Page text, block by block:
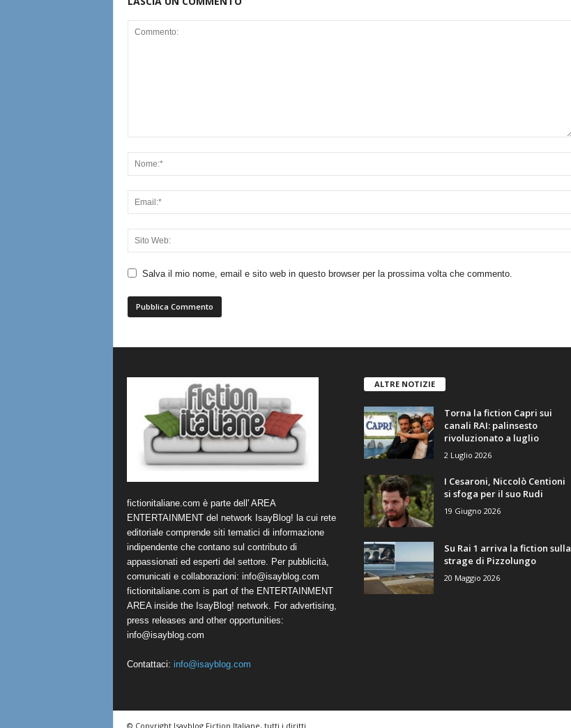
Salva il mio nome, email e sito web in questo browser per la prossima volta che commento.
fictionitaliane.com è parte dell' AREA
ENTERTAINMENT del network IsayBlog! la cui rete
editoriale comprende siti tematici di informazione
indipendente che contano sul contributo di
appassionati ed esperti del settore. Per pubblicità,
comunicati e collaborazioni: info@isayblog.com
fictionitaliane.com is part of the ENTERTAINMENT
AREA inside the IsayBlog! network. For advertising,
press releases and other opportunities:
info@isayblog.com
Contattaci: info@isayblog.com
ALTRE NOTIZIE
Torna la fiction Capri sui
canali RAI: palinsesto
rivoluzionato a luglio
2 Luglio 2026
I Cesaroni, Niccolò Centioni
si sfoga per il suo Rudi
19 Giugno 2026
Su Rai 1 arriva la fiction sulla
strage di Pizzolungo
20 Maggio 2026
© Copyright Isayblog Fiction Italiane, tutti i diritti